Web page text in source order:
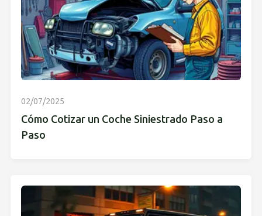
02/07/2025
Cómo Cotizar un Coche Siniestrado Paso a
Paso